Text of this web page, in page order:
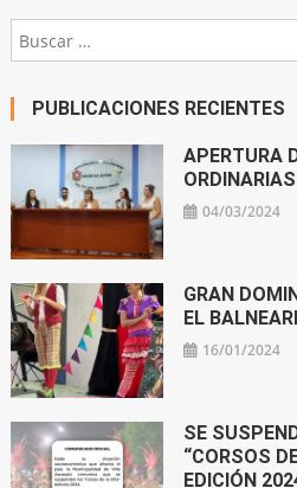
PUBLICACIONES RECIENTES
APERTURA
04/03/2024
GRAN
EL
16/01/2024
SE
“CORSOS
EDICIÓN